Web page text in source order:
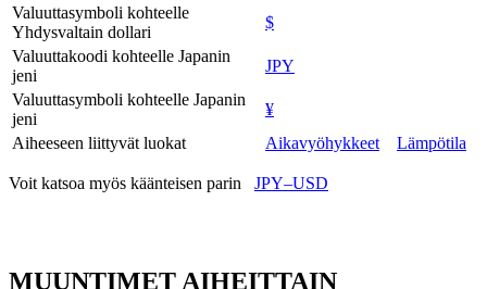
Valuuttasymboli kohteelle
Yhdysvaltain dollari
$
Valuuttakoodi kohteelle Japanin
jeni
JPY
Valuuttasymboli kohteelle Japanin
jeni
¥
Aiheeseen liittyvät luokat
Aikavyöhykkeet Lämpötila
Voit katsoa myös käänteisen parin JPY–USD
MUUNTIMET AIHEITTAIN